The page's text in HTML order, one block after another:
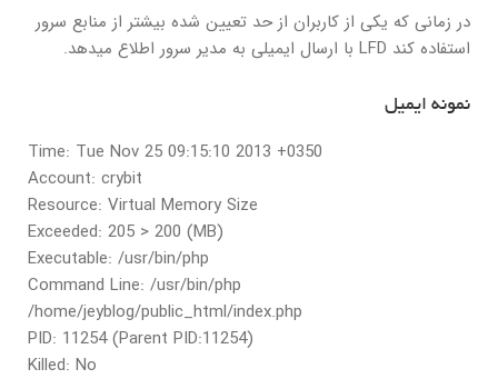
در زمانی که یکی از کاربران از حد تعیین شده بیشتر از منابع سرور
استفاده کند LFD با ارسال ایمیلی به مدیر سرور اطلاع میدهد.
نمونه ایمیل
Time: Tue Nov 25 09:15:10 2013 +0350
Account: crybit
Resource: Virtual Memory Size
Exceeded: 205 > 200 (MB)
Executable: /usr/bin/php
Command Line: /usr/bin/php
/home/jeyblog/public_html/index.php
PID: 11254 (Parent PID:11254)
Killed: No